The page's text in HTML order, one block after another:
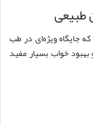
جایگاه ویژه‌ای در طب
خواب بسیار مفید